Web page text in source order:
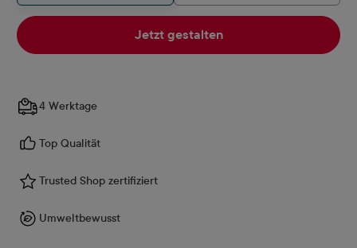
Jetzt gestalten
4 Werktage
Top Qualität
Trusted Shop zertifiziert
Umweltbewusst